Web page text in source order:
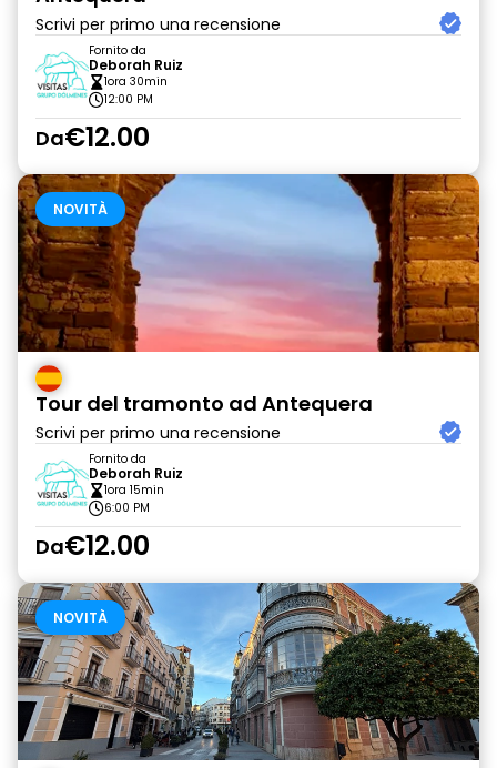
Scrivi per primo una recensione
Fornito da
Deborah Ruiz
1ora 30min
12:00 PM
Da€12.00
NOVITÀ
Tour del tramonto ad Antequera
Scrivi per primo una recensione
Fornito da
Deborah Ruiz
1ora 15min
6:00 PM
Da€12.00
NOVITÀ